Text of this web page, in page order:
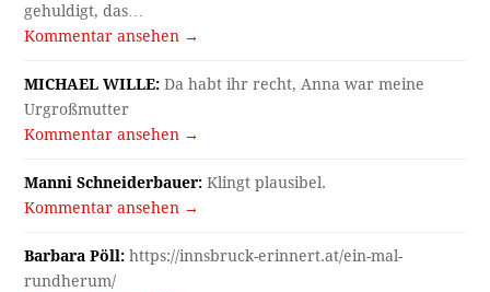
gehuldigt, das…
Kommentar ansehen →
MICHAEL WILLE: Da habt ihr recht, Anna war meine
Urgroßmutter
Kommentar ansehen →
Manni Schneiderbauer: Klingt plausibel.
Kommentar ansehen →
Barbara Pöll: https://innsbruck-erinnert.at/ein-mal-
rundherum/